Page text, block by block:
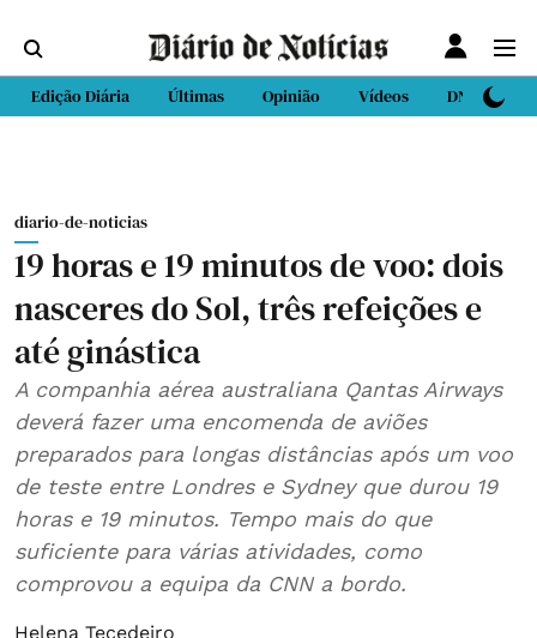
Edição Diária Últimas Opinião Vídeos DN Sport
diario-de-noticias
19 horas e 19 minutos de voo: dois
nasceres do Sol, três refeições e
até ginástica
A companhia aérea australiana Qantas Airways
deverá fazer uma encomenda de aviões
preparados para longas distâncias após um voo
de teste entre Londres e Sydney que durou 19
horas e 19 minutos. Tempo mais do que
suficiente para várias atividades, como
comprovou a equipa da CNN a bordo.
Helena Tecedeiro